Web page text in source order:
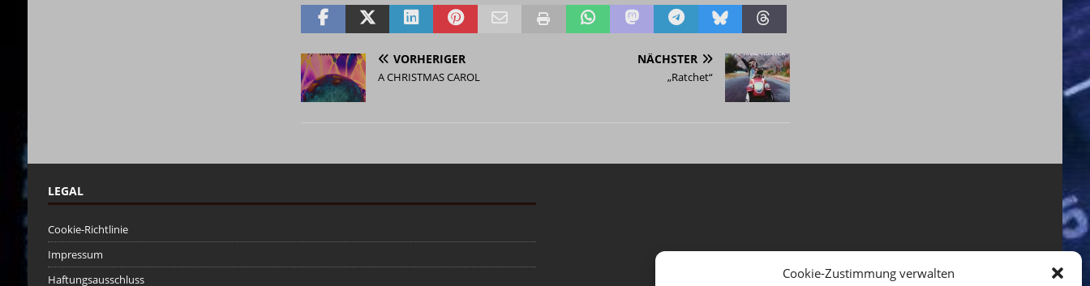
Cookie-Zustimmung verwalten
VORHERIGER
A CHRISTMAS CAROL
NÄCHSTER
„Ratchet“
LEGAL
Cookie-Richtlinie
Impressum
Haftungsausschluss